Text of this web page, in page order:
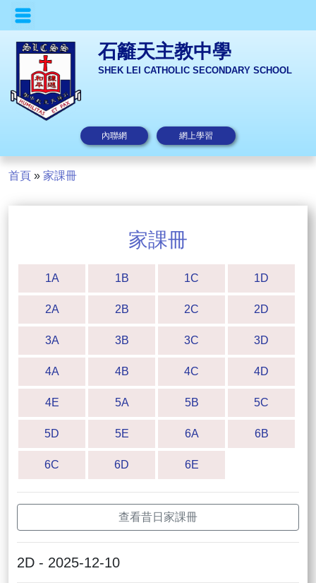
石籬天主教中學
SHEK LEI CATHOLIC SECONDARY SCHOOL
內聯網 網上學習
首頁 » 家課冊
家課冊
1A 1B 1C 1D
2A 2B 2C 2D
3A 3B 3C 3D
4A 4B 4C 4D
4E 5A 5B 5C
5D 5E 6A 6B
6C 6D 6E
查看昔日家課冊
2D - 2025-12-10